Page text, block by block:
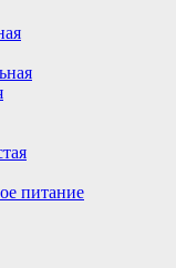
питание